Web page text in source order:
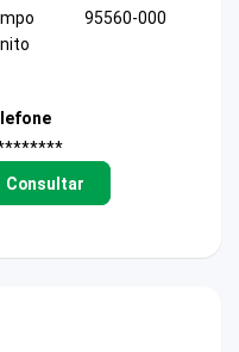
95560-000
Consultar